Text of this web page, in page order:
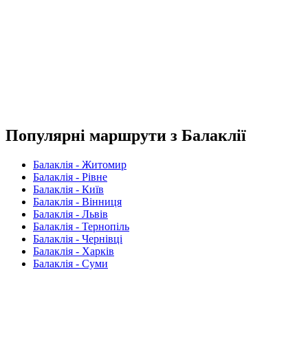
Популярні маршрути з Балаклії
Балаклія - Житомир
Балаклія - Рівне
Балаклія - Київ
Балаклія - Вінниця
Балаклія - Львів
Балаклія - Тернопіль
Балаклія - Чернівці
Балаклія - Харків
Балаклія - Суми